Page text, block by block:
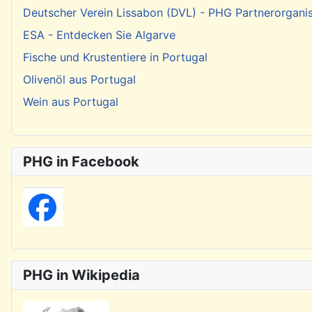
Deutscher Verein Lissabon (DVL) - PHG
ESA - Entdecken Sie Algarve
Fische und Krustentiere in Portugal
Olivenöl aus Portugal
Wein aus Portugal
PHG in Facebook
PHG in Wikipedia